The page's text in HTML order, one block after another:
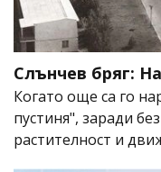
Слънчев бряг:
Когато още са го
пустиня", заради
растителност и